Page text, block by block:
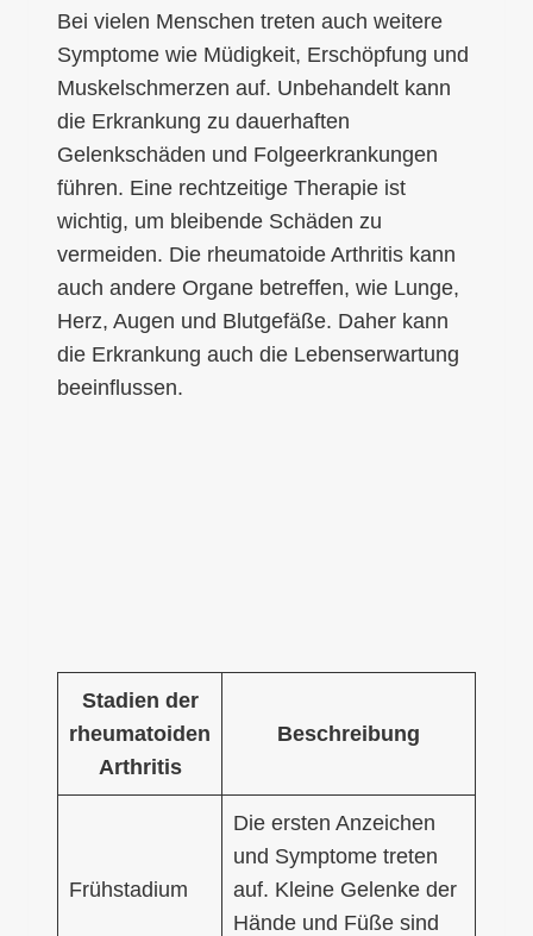
Bei vielen Menschen treten auch weitere
Symptome wie Müdigkeit, Erschöpfung und
Muskelschmerzen auf. Unbehandelt kann
die Erkrankung zu dauerhaften
Gelenkschäden und Folgeerkrankungen
führen. Eine rechtzeitige Therapie ist
wichtig, um bleibende Schäden zu
vermeiden. Die rheumatoide Arthritis kann
auch andere Organe betreffen, wie Lunge,
Herz, Augen und Blutgefäße. Daher kann
die Erkrankung auch die Lebenserwartung
beeinflussen.
Stadien der
rheumatoiden
Arthritis
Beschreibung
Frühstadium
Die ersten Anzeichen
und Symptome treten
auf. Kleine Gelenke der
Hände und Füße sind